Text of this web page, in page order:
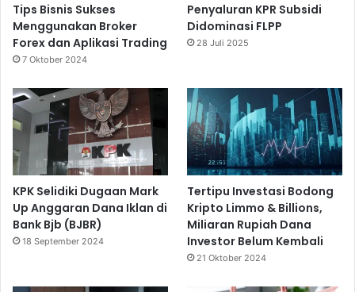
Tips Bisnis Sukses
Menggunakan Broker
Forex dan Aplikasi Trading
7 Oktober 2024
Penyaluran KPR Subsidi
Didominasi FLPP
28 Juli 2025
KPK Selidiki Dugaan Mark
Up Anggaran Dana Iklan di
Bank Bjb (BJBR)
18 September 2024
Tertipu Investasi Bodong
Kripto Limmo & Billions,
Miliaran Rupiah Dana
Investor Belum Kembali
21 Oktober 2024